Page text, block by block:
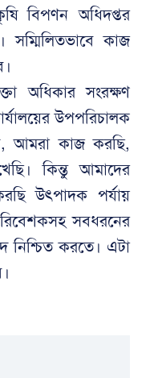
বিপণন অধিদপ্তর
কাজ
অধিকার সংরক্ষণ
উপপরিচালক
আমরা কাজ করছি,
কিন্তু আমাদের
উৎপাদক পর্যায়
সবধরনের
নিশ্চিত করতে। এটা